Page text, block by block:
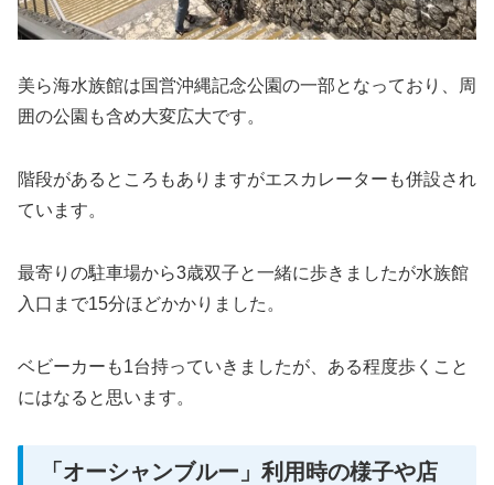
美ら海水族館は国営沖縄記念公園の一部となっており、周
囲の公園も含め大変広大です。
階段があるところもありますがエスカレーターも併設され
ています。
最寄りの駐車場から3歳双子と一緒に歩きましたが水族館
入口まで15分ほどかかりました。
ベビーカーも1台持っていきましたが、ある程度歩くこと
にはなると思います。
「オーシャンブルー」利用時の様子や店